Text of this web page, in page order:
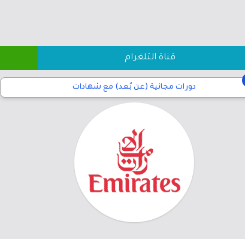
قناة التلغرام
دورات مجانية (عن بُعد) مع شهادات